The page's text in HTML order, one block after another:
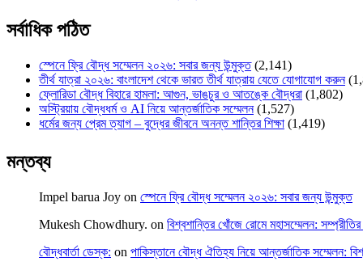
সর্বাধিক পঠিত
স্পেনে ফ্রি বৌদ্ধ সম্মেলন ২০২৬: সবার জন্য উন্মুক্ত (2,141)
তীর্থ যাত্রা ২০২৬: বাংলাদেশ থেকে ভারত তীর্থ যাত্রায় যেতে যোগাযোগ করুন
ফ্লোরিডা বৌদ্ধ বিহারে হামলা: আগুন, ভাঙচুর ও আতঙ্কে বৌদ্ধরা (1,802)
অস্ট্রিয়ায় বৌদ্ধধর্ম ও AI নিয়ে আন্তর্জাতিক সম্মেলন (1,527)
ধর্মের জন্য প্রেম ত্যাগ – বুদ্ধের জীবনে অনন্ত শান্তির শিক্ষা (1,419)
মন্তব্য
Impel barua Joy on স্পেনে ফ্রি বৌদ্ধ সম্মেলন ২০২৬: সবার জন্য উন্মুক্ত
Mukesh Chowdhury. on বিশ্বশান্তির খোঁজে রোমে মহাসম্মেলন:
বৌদ্ধবার্তা ডেস্ক: on পাকিস্তানে বৌদ্ধ ঐতিহ্য নিয়ে আন্তর্জাতিক সম্মেলন: